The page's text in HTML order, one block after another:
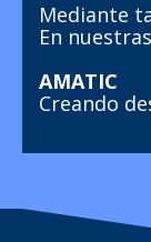
Mediante
En
AMATIC
Creando